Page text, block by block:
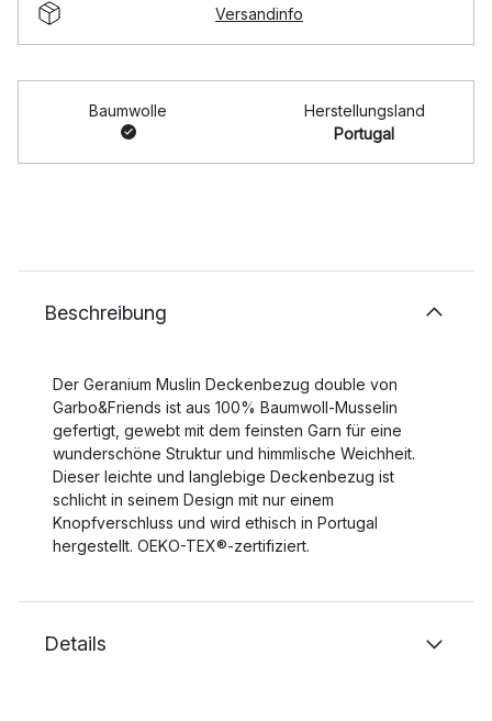
Versandinfo
Baumwolle
Herstellungsland
Portugal
Beschreibung
Der Geranium Muslin Deckenbezug double von
Garbo&Friends ist aus 100% Baumwoll-Musselin
gefertigt, gewebt mit dem feinsten Garn für eine
wunderschöne Struktur und himmlische Weichheit.
Dieser leichte und langlebige Deckenbezug ist
schlicht in seinem Design mit nur einem
Knopfverschluss und wird ethisch in Portugal
hergestellt. OEKO-TEX®-zertifiziert.
Details